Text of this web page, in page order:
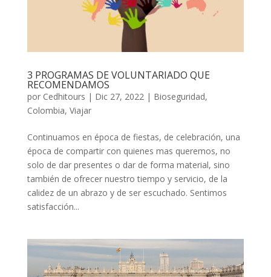
3 PROGRAMAS DE VOLUNTARIADO QUE
RECOMENDAMOS
por Cedhitours | Dic 27, 2022| Bioseguridad,
Colombia, Viajar
Continuamos en época de fiestas, de celebración, una
época de compartir con quienes mas queremos, no
solo de dar presentes o dar de forma material, sino
también de ofrecer nuestro tiempo y servicio, de la
calidez de un abrazo y de ser escuchado. Sentimos
satisfacción...